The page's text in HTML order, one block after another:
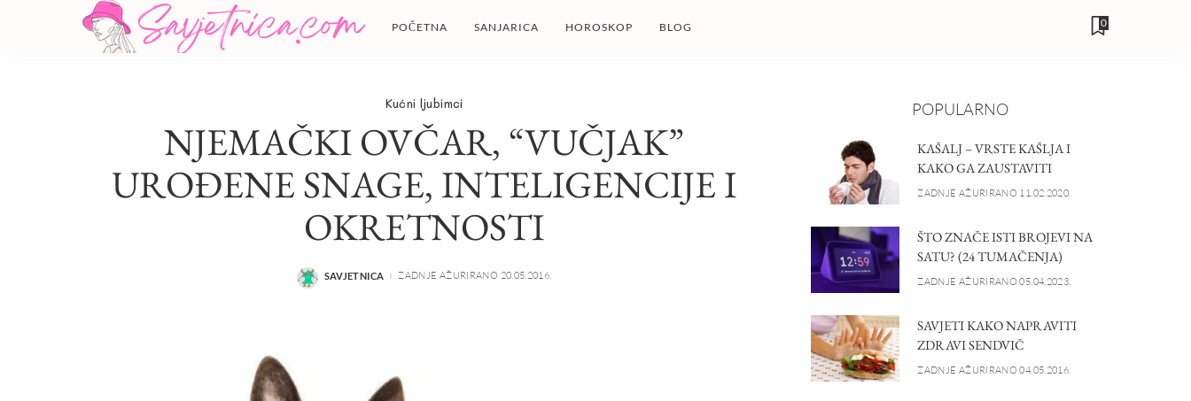
POČETNA SANJARICA HOROSKOP BLOG 0
Kućni ljubimci
NJEMAČKI OVČAR, “VUČJAK”
UROĐENE SNAGE, INTELIGENCIJE I
OKRETNOSTI
POSTED
SAVJETNICA ZADNJE AŽURIRANO 20.05.2016.
POPULARNO
KAŠALJ – VRSTE KAŠLJA I
KAKO GA ZAUSTAVITI
ZADNJE AŽURIRANO 11.02.2020.
ŠTO ZNAČE ISTI BROJEVI NA
SATU? (24 TUMAČENJA)
ZADNJE AŽURIRANO 05.04.2023.
SAVJETI KAKO NAPRAVITI
ZDRAVI SENDVIČ
ZADNJE AŽURIRANO 04.05.2016.